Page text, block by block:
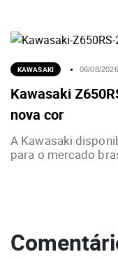
KAWASAKI 06/08/2026
Kawasaki
nova cor
A Kawasaki
para o mercado